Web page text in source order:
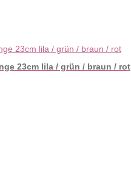
23cm lila / grün / braun / rot